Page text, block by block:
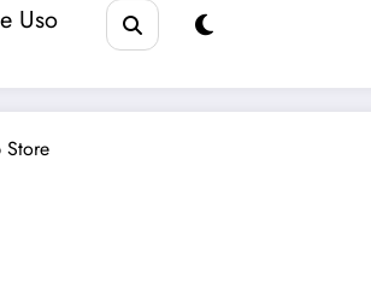
Uso